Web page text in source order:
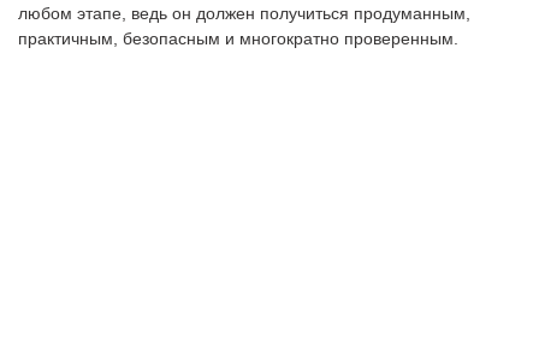
любом этапе, ведь он должен получиться продуманным,
практичным, безопасным и многократно проверенным.